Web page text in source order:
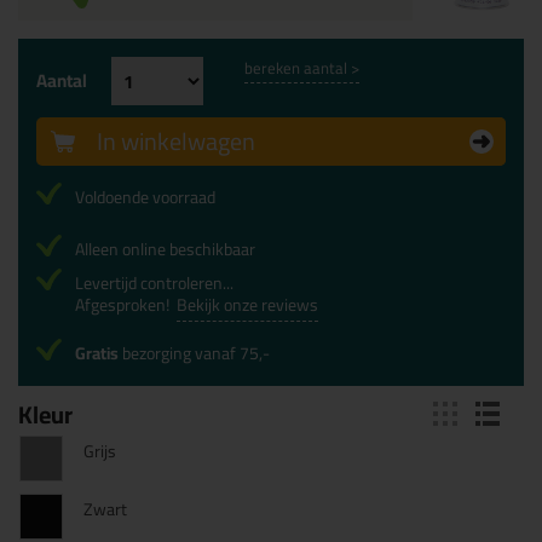
Kleur
Grijs
Zwart
Aantal bereken aantal >
In winkelwagen
Voldoende voorraad
Alleen online beschikbaar
Levertijd controleren...
Afgesproken! Bekijk onze reviews
Gratisbezorging vanaf 75,-